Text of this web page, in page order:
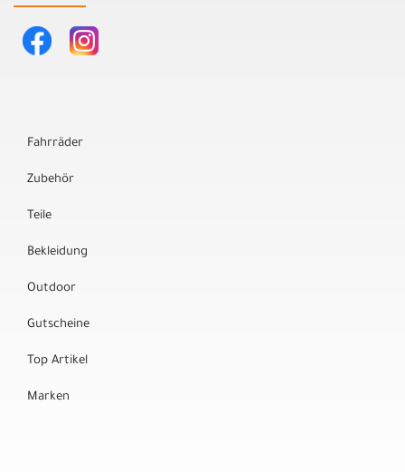
Fahrräder
Zubehör
Teile
Bekleidung
Outdoor
Gutscheine
Top Artikel
Marken